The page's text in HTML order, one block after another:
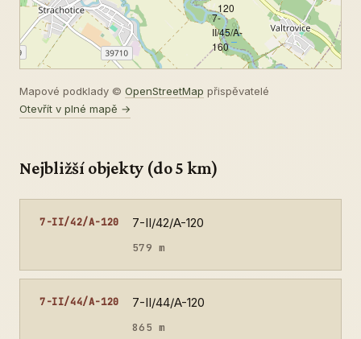
120
7-
II/45/A-
160
Mapové podklady © OpenStreetMap přispěvatelé
Otevřít v plné mapě →
Nejbližší objekty (do 5 km)
7-II/42/A-120 7-II/42/A-120
579 m
7-II/44/A-120 7-II/44/A-120
865 m